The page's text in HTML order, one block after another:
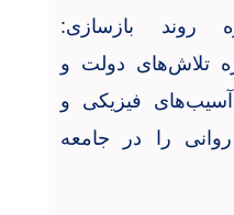
روند بازسازی:
تلاش‌های دولت و
فیزیکی و
را در جامعه